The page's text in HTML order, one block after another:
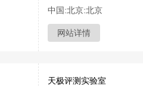
中国:北京:北京
网站详情
天极评测实验室